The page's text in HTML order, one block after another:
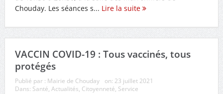
Chouday. Les séances s... Lire la suite
VACCIN COVID-19 : Tous vaccinés, tous
protégés
Publié par : Mairie de Chouday on: 23 juillet 2021
Dans: Santé, Actualités, Citoyenneté, Service